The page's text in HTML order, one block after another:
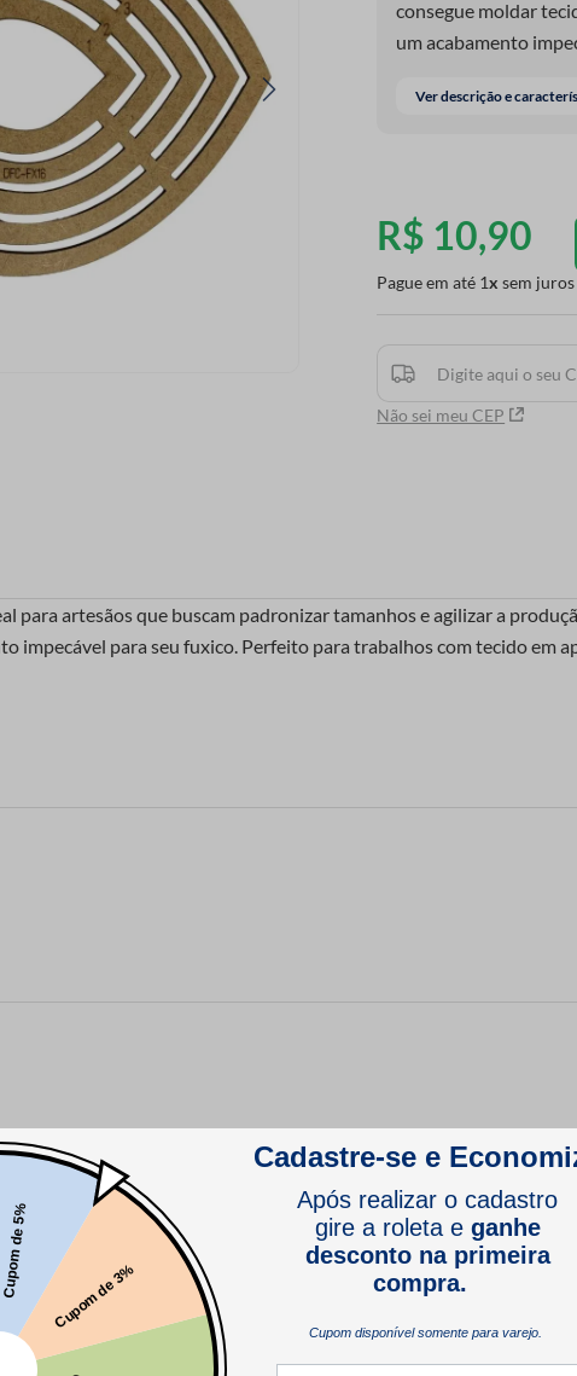
consegue moldar
um acabamento
Ver descrição e
R$ 10,90
Pague em até 1 sem juros
Não sei meu CEP
para artesãos que buscam padronizar tamanhos e agilizar a
impecável para seu fuxico. Perfeito para trabalhos com tecido em
SEJA O PRIMEIRO A AVALIAR